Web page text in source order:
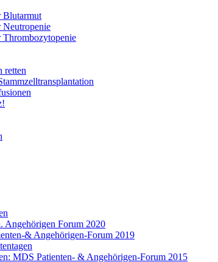
Blutarmut
Neutropenie
Thrombozytopenie
retten
Angehörigen Forum 2020
& Angehörigen-Forum 2019
MDS Patienten- & Angehörigen-Forum 2015